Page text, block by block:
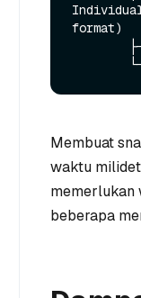
format)
Membuat
waktu
memerlukan
beberapa